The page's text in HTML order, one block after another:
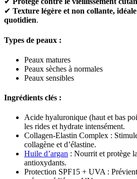
✔ Texture légère et non collante,
quotidien.
Types de peaux :
Peaux matures
Peaux sèches à normales
Peaux sensibles
Ingrédients clés :
Acide hyaluronique (haut et bas
les rides et hydrate intensément.
Collagen-Elastin Complex :
collagène et d’élastine.
Huile d’argan : Nourrit et protège
antioxydants.
Protection SPF15 + UVA :